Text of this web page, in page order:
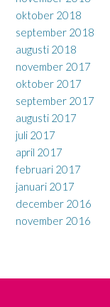
oktober 2018
september 2018
augusti 2018
november 2017
oktober 2017
september 2017
augusti 2017
juli 2017
april 2017
februari 2017
januari 2017
december 2016
november 2016